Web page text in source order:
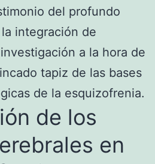
del profundo
integración de
a la hora de
tapiz de las bases
de la esquizofrenia.
de los
en